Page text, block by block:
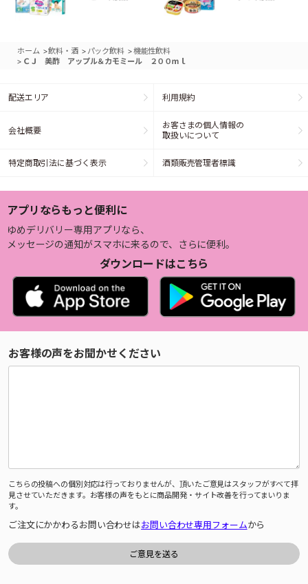
ホーム >飲料・酒 > パック飲料 >機能性飲料
> ＣＪ 美酢 アップル＆カモミール ２００ｍｌ
配送エリア 利用規約
会社概要
お客さまの個人情報の
取扱いについて
特定商取引法に基づく表示 酒類販売管理者標識
アプリならもっと便利に
ゆめデリバリー専用アプリなら、
メッセージの通知がスマホに来るので、さらに便利。
ダウンロードはこちら
お客様の声をお聞かせください
こちらの投稿への個別対応は行っておりませんが、頂いたご意見はスタッフがすべて拝
見させていただきます。お客様の声をもとに商品開発・サイト改善を行ってまいりま
す。
ご注文にかかわるお問い合わせはお問い合わせ専用フォームから